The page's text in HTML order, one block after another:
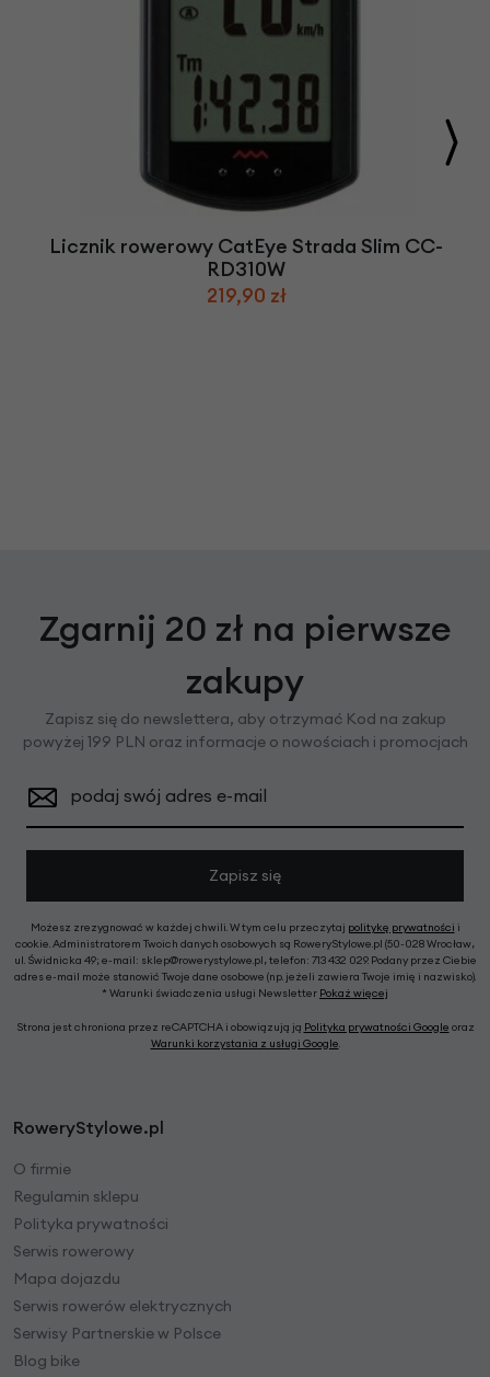
Licznik rowerowy CatEye Strada Slim CC-
RD310W
219,90 zł
Zgarnij 20 zł na pierwsze
zakupy
Zapisz się do newslettera, aby otrzymać Kod na zakup
powyżej 199 PLN oraz informacje o nowościach i promocjach
podaj swój adres e-mail
Zapisz się
Możesz zrezygnować w każdej chwili. W tym celu przeczytaj politykę prywatności i
cookie. Administratorem Twoich danych osobowych są RoweryStylowe.pl (50-028 Wrocław,
ul. Świdnicka 49; e-mail: sklep@rowerystylowe.pl, telefon: 713 432 029. Podany przez Ciebie
adres e-mail może stanowić Twoje dane osobowe (np. jeżeli zawiera Twoje imię i nazwisko).
* Warunki świadczenia usługi Newsletter Pokaż więcej
Strona jest chroniona przez reCAPTCHA i obowiązują ją Polityka prywatności Google oraz
Warunki korzystania z usługi Google.
RoweryStylowe.pl
O firmie
Regulamin sklepu
Polityka prywatności
Serwis rowerowy
Mapa dojazdu
Serwis rowerów elektrycznych
Serwisy Partnerskie w Polsce
Blog bike